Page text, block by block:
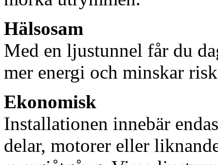
Hälsosam
Med en ljustunnel får du
mer energi och minskar
Ekonomisk
Installationen innebär
delar, motorer eller